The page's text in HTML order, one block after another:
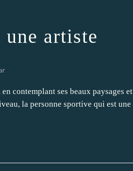
artiste
contemplant ses beaux paysages et
la personne sportive qui est une